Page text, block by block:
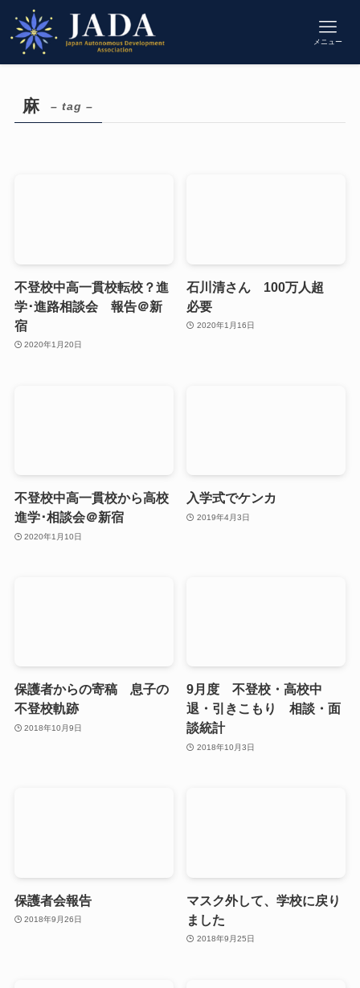
メニュー
麻 – tag –
不登校中高一貫校転校？進
学･進路相談会 報告＠新
宿
2020年1月20日
石川清さん 100万人超
必要
2020年1月16日
不登校中高一貫校から高校
進学･相談会＠新宿
2020年1月10日
入学式でケンカ
2019年4月3日
保護者からの寄稿 息子の
不登校軌跡
2018年10月9日
9月度 不登校・高校中
退・引きこもり 相談・面
談統計
2018年10月3日
保護者会報告
2018年9月26日
マスク外して、学校に戻り
ました
2018年9月25日